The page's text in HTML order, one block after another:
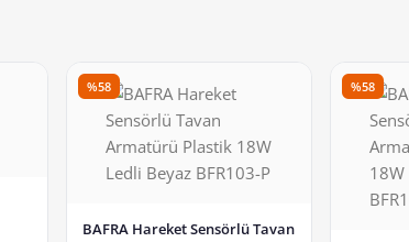
%58
BAFRA Hareket Sensörlü Tavan
%58